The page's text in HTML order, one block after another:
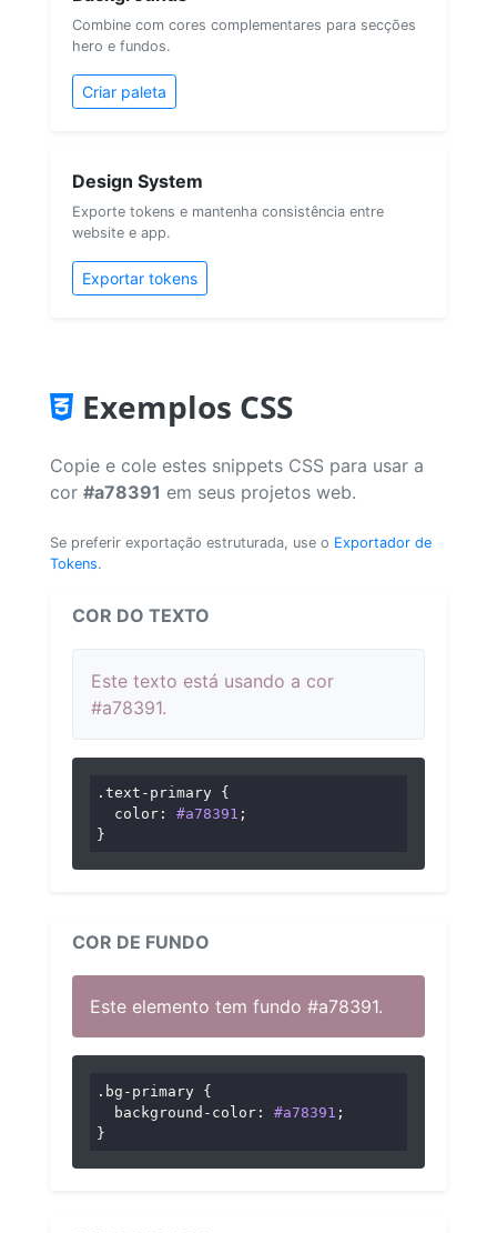
Combine com cores complementares para secções
hero e fundos.
Criar paleta
Design System
Exporte tokens e mantenha consistência entre
website e app.
Exportar tokens
Exemplos CSS
Copie e cole estes snippets CSS para usar a
cor #a78391 em seus projetos web.
Se preferir exportação estruturada, use o Exportador de
Tokens.
COR DO TEXTO
Este texto está usando a cor
#a78391.
.text-primary {
color : #a78391 ;
}
COR DE FUNDO
Este elemento tem fundo #a78391.
.bg-primary {
background-color : #a78391 ;
}